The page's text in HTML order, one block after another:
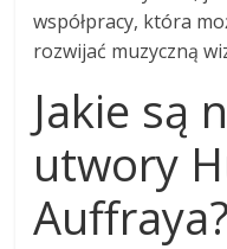
współpracy, która
rozwijać muzyczną
Jakie są
utwory
Auffraya?